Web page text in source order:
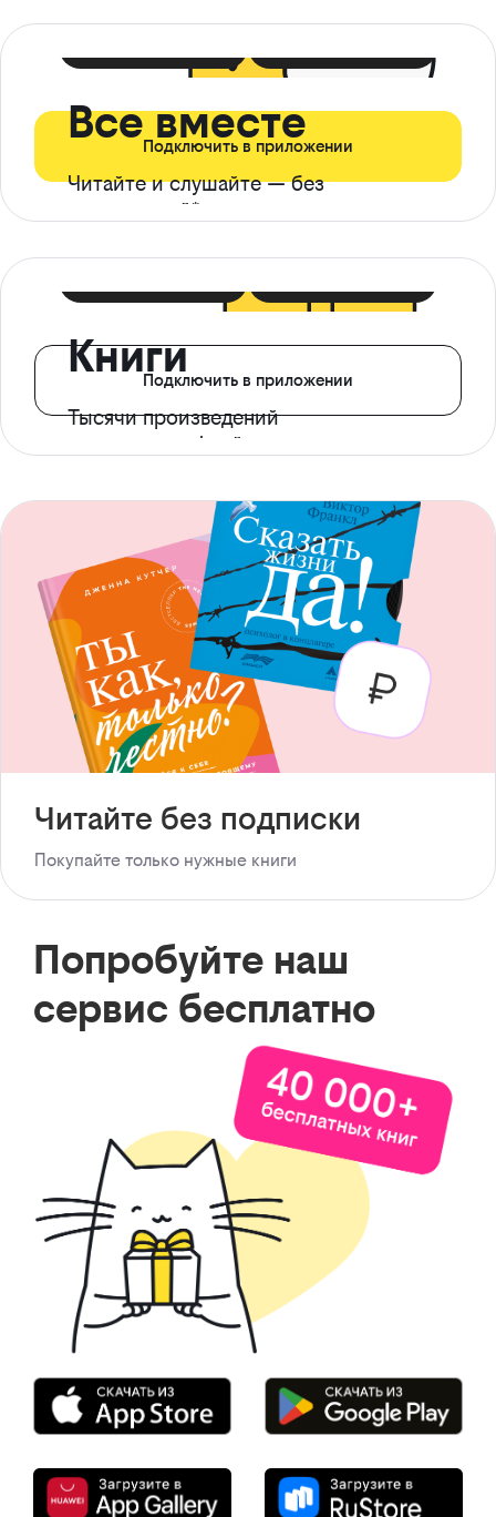
Все вместе
Читайте и слушайте — без
ограничений*
Подключить в приложении
Книги
Тысячи произведений
с доступом офлайн
Подключить в приложении
Читайте без подписки
Покупайте только нужные книги
Попробуйте наш
сервис бесплатно